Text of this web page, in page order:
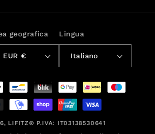
geografica
Italia | EUR €
Lingua
Italiano
LIFITZ® P.IVA: IT03138530641